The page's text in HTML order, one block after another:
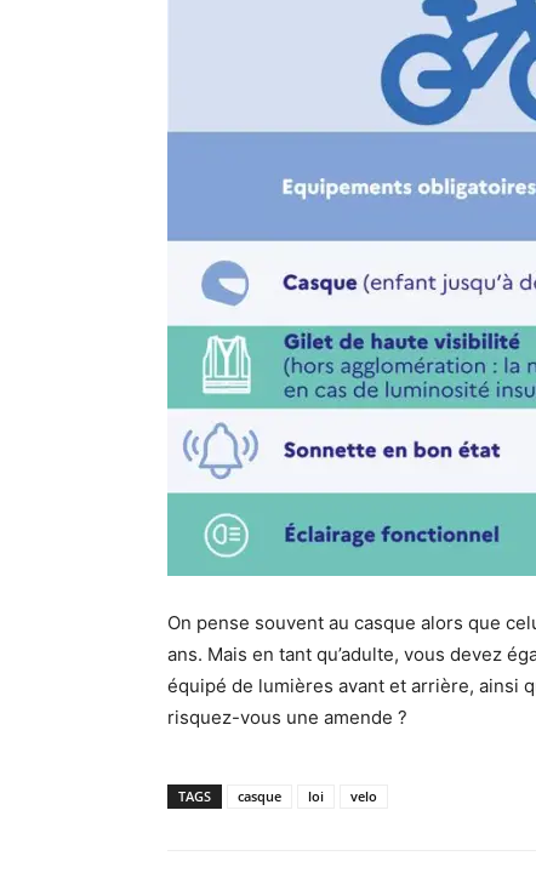
On pense souvent au casque alors que
ans. Mais en tant qu’adulte, vous devez
équipé de lumières avant et arrière, ainsi
risquez-vous une amende ?
TAGS casque loi velo